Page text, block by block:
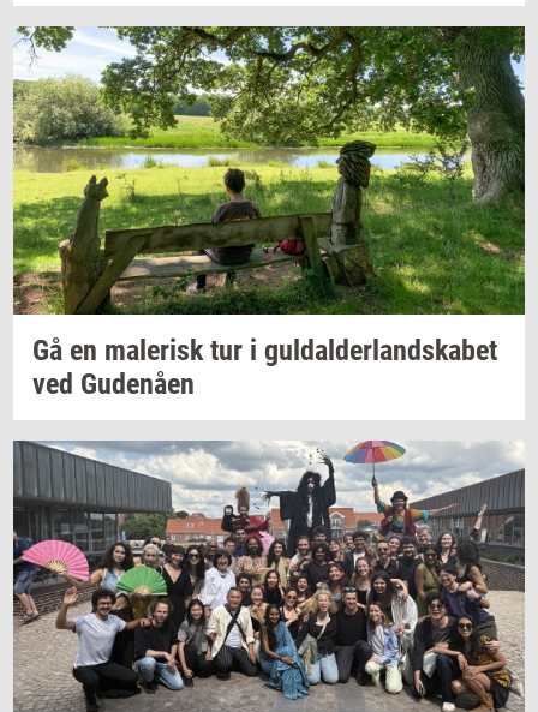
Gå en ma­le­risktur i gul­dal­der­land­ska­bet
ved Gu­denå­en